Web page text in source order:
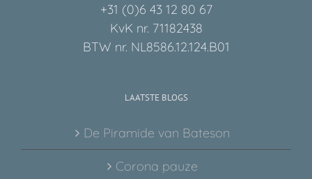
+31 (0)6 43 12 80 67
KvK nr. 71182438
BTW nr. NL8586.12.124.B01
LAATSTE BLOGS
De Piramide van Bateson
Corona pauze